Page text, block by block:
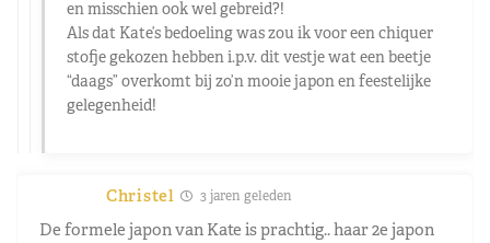
en misschien ook wel gebreid?!
Als dat Kate’s bedoeling was zou ik voor een chiquer
stofje gekozen hebben i.p.v. dit vestje wat een beetje
“daags” overkomt bij zo’n mooie japon en feestelijke
gelegenheid!
Christel 3 jaren geleden
De formele japon van Kate is prachtig.. haar 2e japon